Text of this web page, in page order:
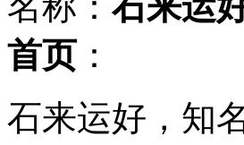
首页 ：
石来运好，知